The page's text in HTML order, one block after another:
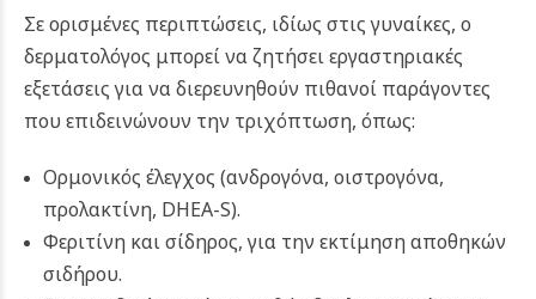
Σε ορισμένες περιπτώσεις, ιδίως στις γυναίκες, ο
δερματολόγος μπορεί να ζητήσει εργαστηριακές
εξετάσεις για να διερευνηθούν πιθανοί παράγοντες
που επιδεινώνουν την τριχόπτωση, όπως:
Ορμονικός έλεγχος (ανδρογόνα, οιστρογόνα,
προλακτίνη, DHEA-S).
Φεριτίνη και σίδηρος, για την εκτίμηση αποθηκών
σιδήρου.